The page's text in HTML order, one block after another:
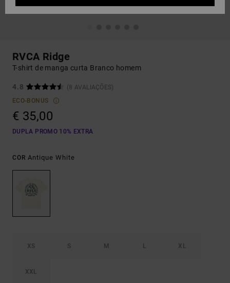
RVCA Ridge
T-shirt de manga curta Branco homem
4.8
(8 AVALIAÇÕES)
ECO-BONUS
€ 35,00
DUPLA PROMO 10% EXTRA
COR Antique White
XS S M L XL
XXL